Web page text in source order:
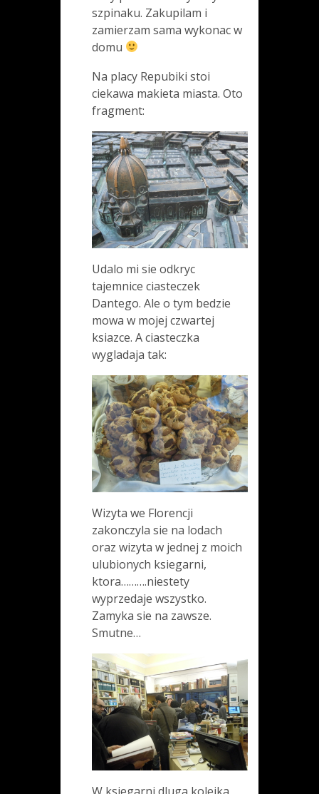
szpinaku. Zakupilam i
zamierzam sama wykonac w
domu
Na placy Repubiki stoi
ciekawa makieta miasta. Oto
fragment:
Udalo mi sie odkryc
tajemnice ciasteczek
Dantego. Ale o tym bedzie
mowa w mojej czwartej
ksiazce. A ciasteczka
wygladaja tak:
Wizyta we Florencji
zakonczyla sie na lodach
oraz wizyta w jednej z moich
ulubionych ksiegarni,
ktora……….niestety
wyprzedaje wszystko.
Zamyka sie na zawsze.
Smutne…